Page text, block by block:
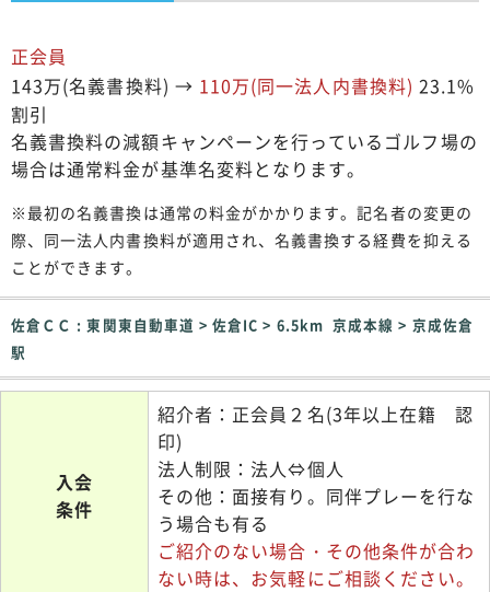
正会員
143万(名義書換料) → 110万(同一法人内書換料) 23.1%
割引
名義書換料の減額キャンペーンを行っているゴルフ場の
場合は通常料金が基準名変料となります。
※最初の名義書換は通常の料金がかかります。記名者の変更の
際、同一法人内書換料が適用され、名義書換する経費を抑える
ことができます。
佐倉ＣＣ : 東関東自動車道 > 佐倉IC > 6.5km 京成本線 > 京成佐倉
駅
入会
条件
紹介者：正会員２名(3年以上在籍 認
印)
法人制限：法人⇔個人
その他：面接有り。同伴プレーを行な
う場合も有る
ご紹介のない場合・その他条件が合わ
ない時は、お気軽にご相談ください。